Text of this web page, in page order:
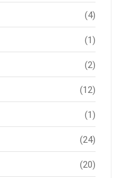
(4)
(1)
(2)
(12)
(1)
(24)
(20)